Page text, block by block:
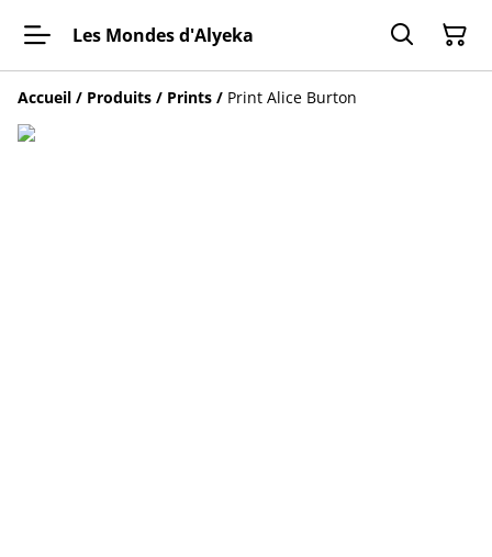
Les Mondes d'Alyeka
Accueil / Produits / Prints / Print Alice Burton